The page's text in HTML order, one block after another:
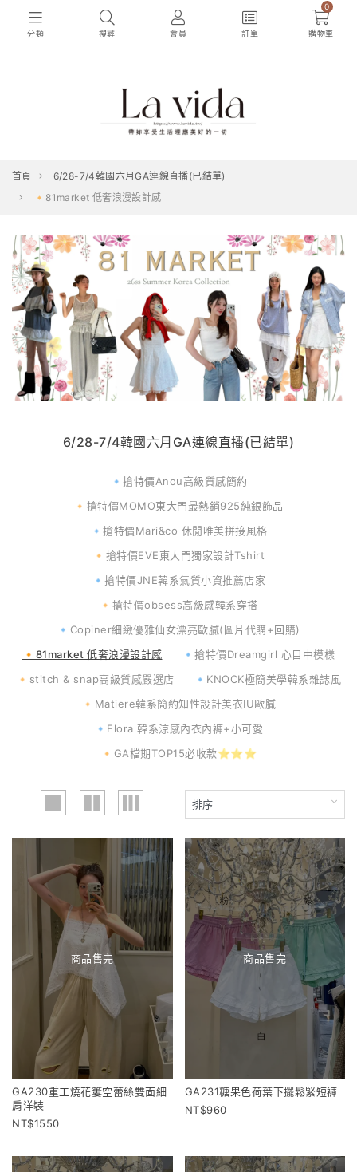
分類 搜尋 會員 訂單
0
購物車
首頁
6/28-7/4韓國六月GA連線直播(已結單)
🔸81market 低奢浪漫設計感
6/28-7/4韓國六月GA連線直播(已結單)
🔹搶特價Anou高級質感簡約
🔸搶特價MOMO東大門最熱銷925純銀飾品
🔹搶特價Mari&co 休閒唯美拼接風格
🔸搶特價EVE東大門獨家設計Tshirt
🔹搶特價JNE韓系氣質小資推薦店家
🔸搶特價obsess高級感韓系穿搭
🔹Copiner細緻優雅仙女漂亮歐膩(圖片代購+回購)
🔸81market 低奢浪漫設計感
🔹搶特價Dreamgirl 心目中模樣
🔸stitch & snap高級質感嚴選店
🔹KNOCK極簡美學韓系雜誌風
🔸Matiere韓系簡約知性設計美衣IU歐膩
🔹Flora 韓系涼感內衣內褲+小可愛
🔸GA檔期TOP15必收款⭐⭐⭐
商品售完
GA230重工燒花簍空蕾絲雙面細
肩洋裝
1550
商品售完
GA231糖果色荷葉下擺鬆緊短褲
960